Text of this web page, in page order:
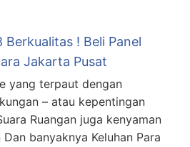
! Beli Panel
Jakarta Pusat
yang terpaut dengan
– atau kepentingan
Ruangan juga kenyaman
banyaknya Keluhan Para